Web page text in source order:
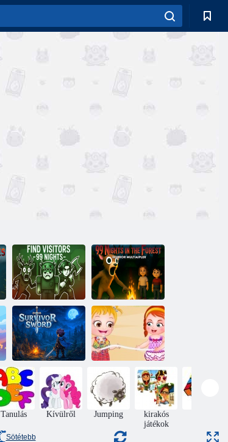
Keressen
látogatókat 99
éjszaka
99 éjszaka az
erdőben. Horror
Multiplayer
Túlélő kard
Baba Hazel
Beach Party
Tanulás Kívülről Jumping
kirakós
játékok
Sötétebb